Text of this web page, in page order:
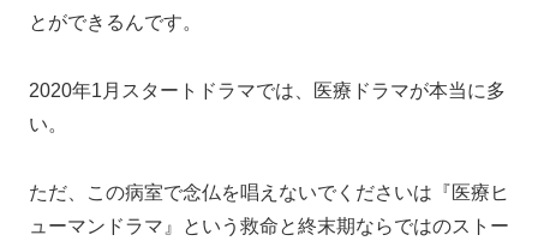
とができるんです。
2020年1月スタートドラマでは、医療ドラマが本当に多
い。
ただ、この病室で念仏を唱えないでくださいは『医療ヒ
ューマンドラマ』という救命と終末期ならではのストー